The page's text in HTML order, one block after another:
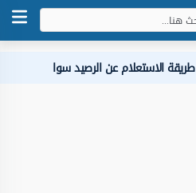
طريقة الاستعلام عن الرصيد سوا